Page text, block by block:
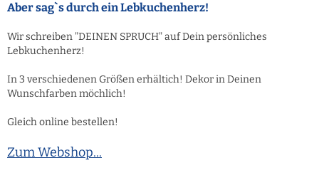
Aber sag`s durch ein Lebkuchenherz!
Wir schreiben "DEINEN SPRUCH" auf Dein persönliches
Lebkuchenherz!
In 3 verschiedenen Größen erhältich! Dekor in Deinen
Wunschfarben möchlich!
Gleich online bestellen!
Zum Webshop...